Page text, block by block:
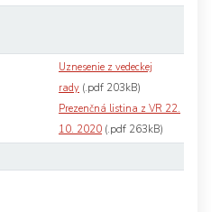
Uznesenie z vedeckej
rady (.pdf 203kB)
Prezenčná listina z VR 22.
10. 2020 (.pdf 263kB)